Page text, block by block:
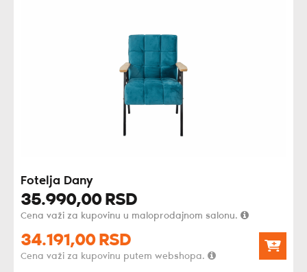
Fotelja Dany
35.990,00 RSD
Cena važi za kupovinu u maloprodajnom salonu.
34.191,00 RSD
Cena važi za kupovinu putem webshopa.